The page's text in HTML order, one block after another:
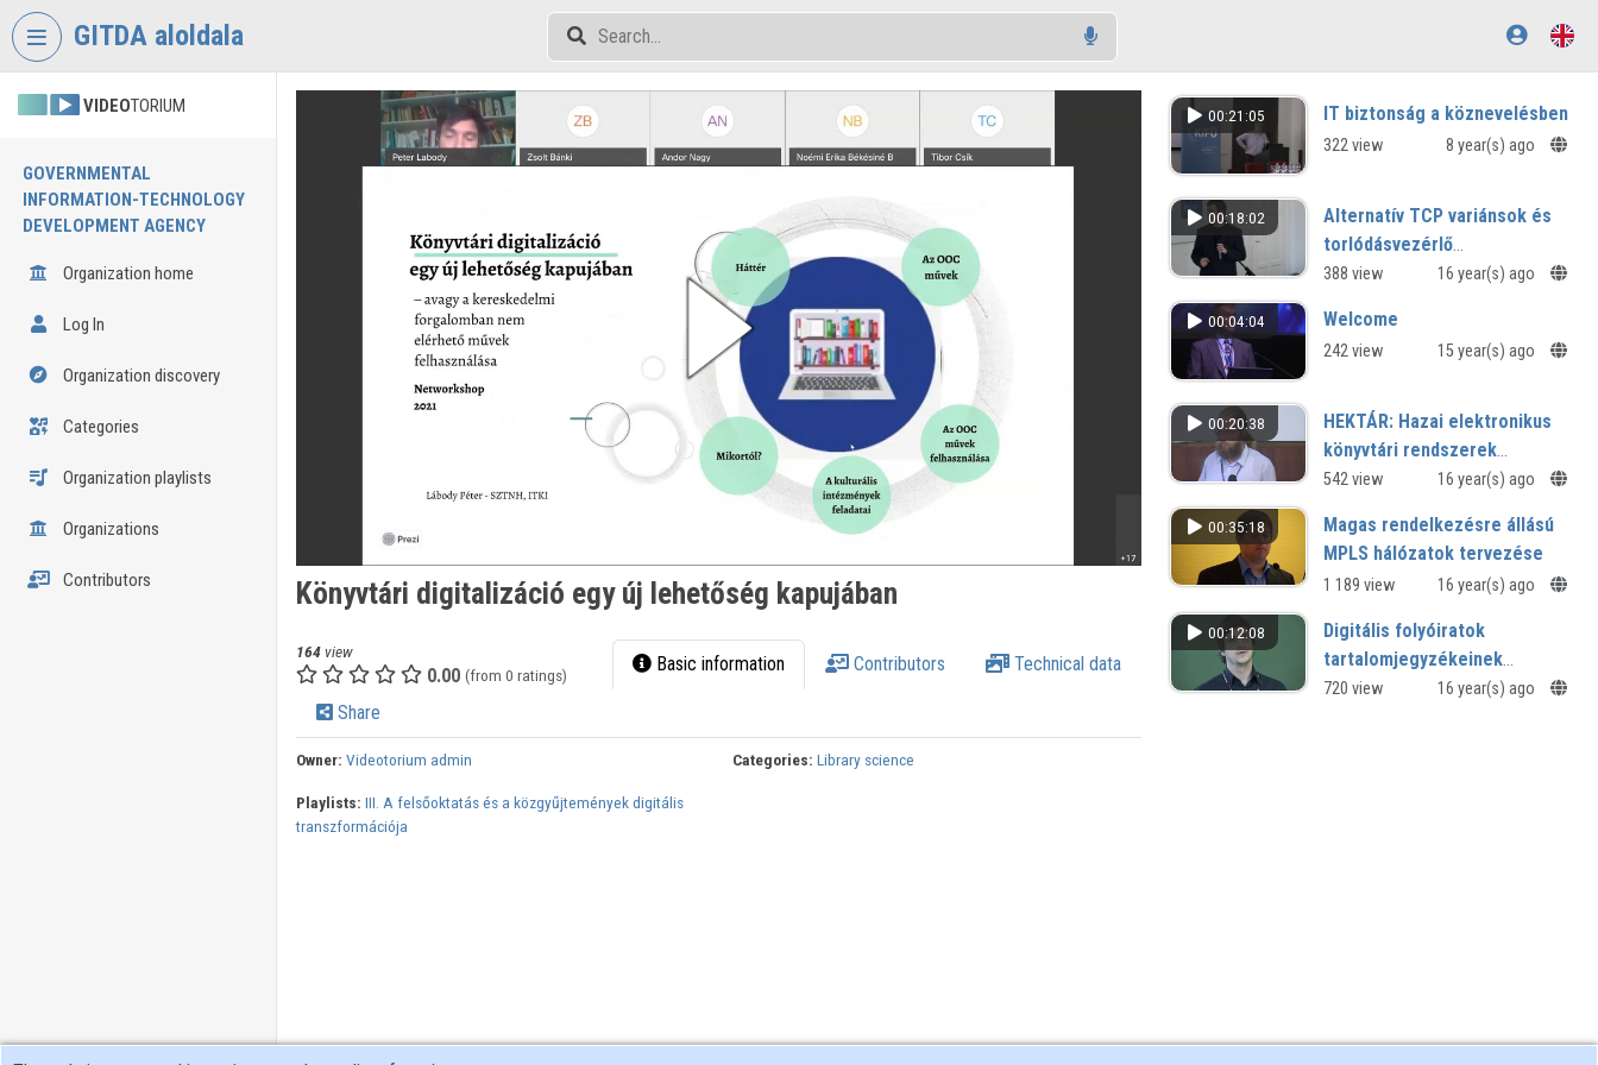
Skip header
GITDA aloldala
VIDEOTORIUM
GOVERNMENTAL
INFORMATION-TECHNOLOGY
DEVELOPMENT AGENCY
Organization home
Log In
Organization discovery
Categories
Organization playlists
Organizations
Contributors Könyvtári digitalizáció egy új lehetőség kapujában
164view
0.00 (from 0 ratings) Basic information Contributors Technical data
Share
Owner: Videotorium admin Categories: Library science
Playlists: III. A felsőoktatás és a közgyűjtemények digitális
transzformációja
00:21:05 IT biztonság a köznevelésben
322 view 8 year(s) ago
00:18:02
Alternatív TCP variánsok és
torlódásvezérlő
mechanizmusok vizsgálata
sávszélességű hálózatokon
388 view 16 year(s) ago
00:04:04 Welcome
242 view 15 year(s) ago
00:20:38
HEKTÁR: Hazai elektronikus
könyvtári rendszerek
összekapcsolása
542 view 16 year(s) ago
00:35:18
Magas rendelkezésre állású
MPLS hálózatok tervezése
1 189 view 16 year(s) ago
00:12:08
Digitális folyóiratok
tartalomjegyzékeinek
feldolgozása az OSZK-ban
720 view 16 year(s) ago